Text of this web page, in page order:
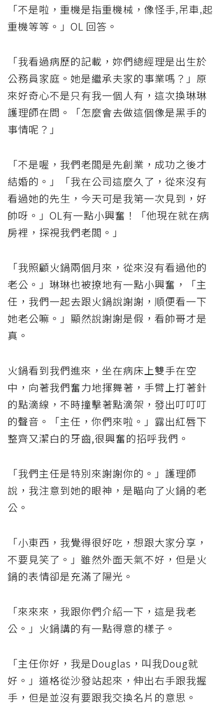
「不是啦，重機是指重機械，像怪手‚吊車‚起
重機等等。」OL 回答。
「我看過病歷的記載，妳們總經理是出生於
公務員家庭。她是繼承夫家的事業嗎？」原
來好奇心不是只有我一個人有，這次換琳琳
護理師在問。「怎麼會去做這個像是黑手的
事情呢？」
「不是喔，我們老闆是先創業，成功之後才
結婚的。」「我在公司這麼久了，從來沒有
看過她的先生，今天可是我第一次見到，好
帥呀。」OL有一點小興奮！「他現在就在病
房裡，探視我們老闆。」
「我照顧火鍋兩個月來，從來沒有看過他的
老公。」琳琳也被撩地有一點小興奮，「主
任，我們一起去跟火鍋說謝謝，順便看一下
她老公嘛。」顯然說謝謝是假，看帥哥才是
真。
火鍋看到我們進來，坐在病床上雙手在空
中，向著我們奮力地揮舞著，手臂上打著針
的點滴線，不時撞擊著點滴架，發出叮叮叮
的聲音。「主任，你們來啦。」露出紅唇下
整齊又潔白的牙齒,很興奮的招呼我們。
「我們主任是特別來謝謝你的。」護理師
說，我注意到她的眼神，是瞄向了火鍋的老
公。
「小東西，我覺得很好吃，想跟大家分享，
不要見笑了。」雖然外面天氣不好，但是火
鍋的表情卻是充滿了陽光。
「來來來，我跟你們介紹一下，這是我老
公。」火鍋講的有一點得意的樣子。
「主任你好，我是Douglas，叫我Doug就
好。」道格從沙發站起來，伸出右手跟我握
手，但是並沒有要跟我交換名片的意思。